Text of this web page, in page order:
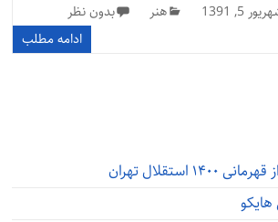
5, 1391 هنر
بدون نظر
ادامه مطلب
تهران